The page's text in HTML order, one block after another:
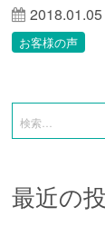
2018.01.05
お客様の声
最近の